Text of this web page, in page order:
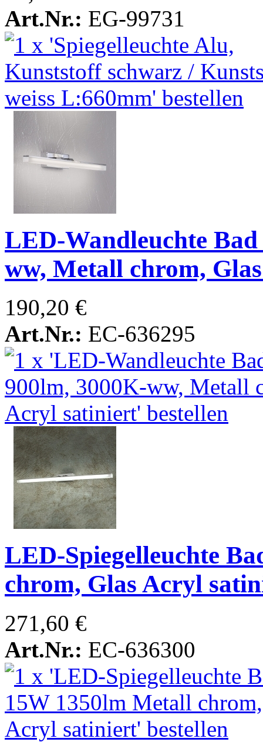
Art.Nr.: EG-99731
LED-Wandleuchte
ww, Metall chrom,
190,20 €
Art.Nr.: EC-636295
LED-Spiegelleuchte
chrom, Glas Acryl
271,60 €
Art.Nr.: EC-636300